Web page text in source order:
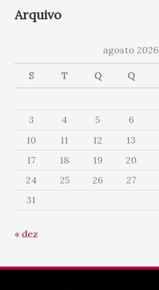
Arquivo
agosto 2026
S T Q Q
3
4 5 6
10
11 12 13
17
18 19 20
24
25 26 27
31
« dez